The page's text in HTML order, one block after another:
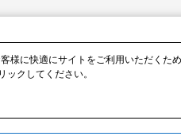
様に快適にサイトをご利用いただく
ックしてください。​